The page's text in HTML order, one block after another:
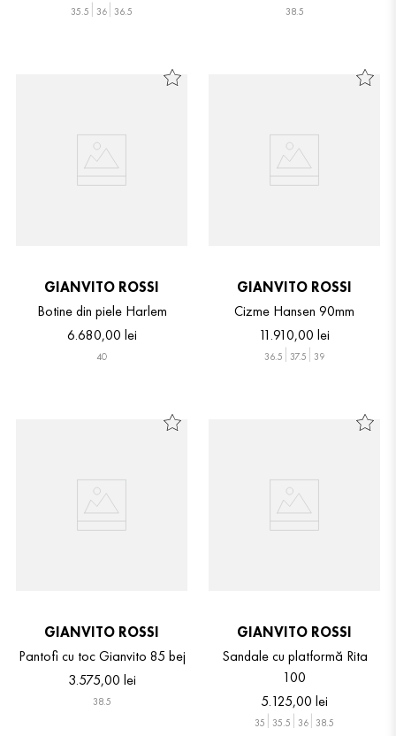
35.5 36 36.5 38.5
GIANVITO ROSSI
Botine din piele Harlem
6.680,00 lei
40
GIANVITO ROSSI
Cizme Hansen 90mm
11.910,00 lei
36.5 37.5 39
GIANVITO ROSSI
Pantofi cu toc Gianvito 85 bej
3.575,00 lei
38.5
GIANVITO ROSSI
Sandale cu platformă Rita
100
5.125,00 lei
35 35.5 36 38.5